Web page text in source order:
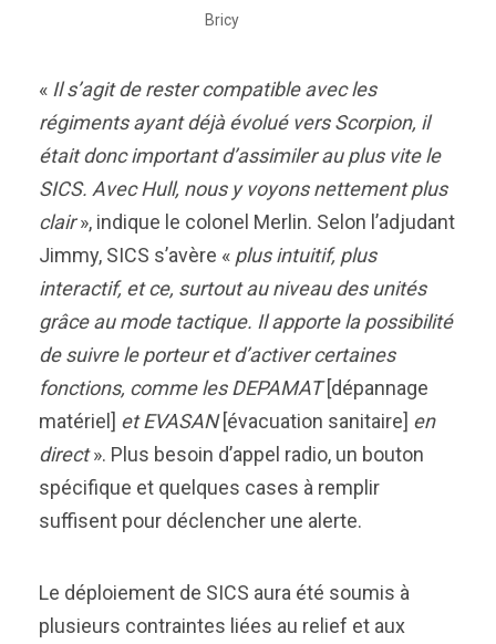
Bricy
« Il s’agit de rester compatible avec les
régiments ayant déjà évolué vers Scorpion, il
était donc important d’assimiler au plus vite le
SICS. Avec Hull, nous y voyons nettement plus
clair», indique le colonel Merlin. Selon l’adjudant
Jimmy, SICS s’avère « plus intuitif, plus
interactif, et ce, surtout au niveau des unités
grâce au mode tactique. Il apporte la possibilité
de suivre le porteur et d’activer certaines
fonctions, comme les DEPAMAT[dépannage
matériel] et EVASAN[évacuation sanitaire] en
direct». Plus besoin d’appel radio, un bouton
spécifique et quelques cases à remplir
suffisent pour déclencher une alerte.
Le déploiement de SICS aura été soumis à
plusieurs contraintes liées au relief et aux